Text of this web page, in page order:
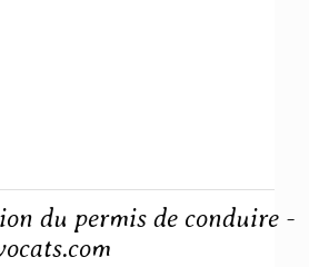
du permis de conduire -